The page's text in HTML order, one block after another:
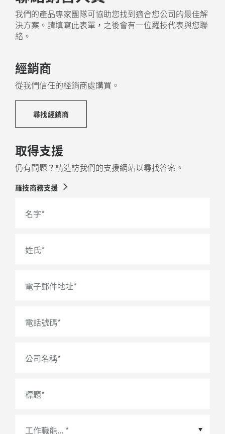
我們的產品專家團隊可協助您找到適合您公司的最佳解
決方案。請填寫此表單，之後會有一位羅技代表與您聯
絡。
經銷商
從我們信任的經銷商處購買。
尋找經銷商
取得支援
仍有問題？請造訪我們的支援網站以尋找答案。
羅技商務支援
名字*
姓氏*
電子郵件地址*
電話號碼*
公司名稱*
標題*